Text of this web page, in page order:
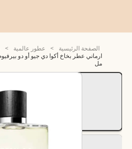
الصفحة الرئيسية > عطور عالمية >
مل